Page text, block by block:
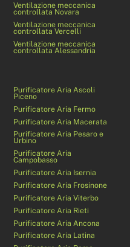
Ventilazione meccanica
controllata Novara
Ventilazione meccanica
controllata Vercelli
Ventilazione meccanica
controllata Alessandria
Purificatore Aria Ascoli
Piceno
Purificatore Aria Fermo
Purificatore Aria Macerata
Purificatore Aria Pesaro e
Urbino
Purificatore Aria
Campobasso
Purificatore Aria Isernia
Purificatore Aria Frosinone
Purificatore Aria Viterbo
Purificatore Aria Rieti
Purificatore Aria Ancona
Purificatore Aria Latina